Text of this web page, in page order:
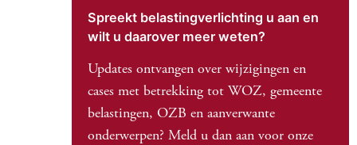
Spreekt belastingverlichting u aan en
wilt u daarover meer weten?
Updates ontvangen over wijzigingen en
cases met betrekking tot WOZ, gemeente
belastingen, OZB en aanverwante
onderwerpen? Meld u dan aan voor onze